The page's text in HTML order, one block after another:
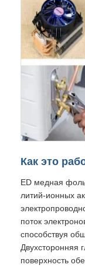
Как это
ED медная
литий-ионных
поток
способствуя
Двухсторонняя
поверхность